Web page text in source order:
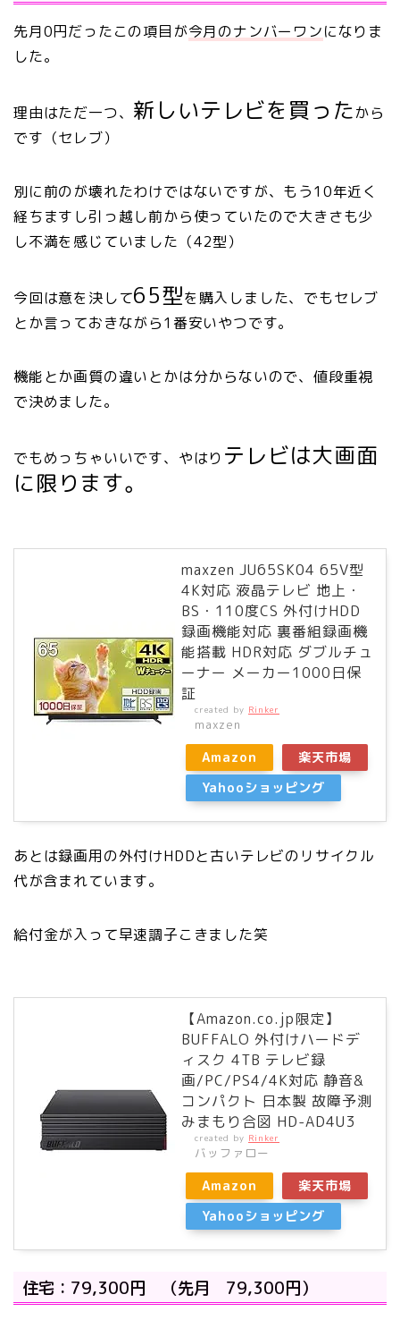
先月0円だったこの項目が今月のナンバーワンになりま
した。
理由はただ一つ、 新しいテレビを買ったから
です（セレブ）
別に前のが壊れたわけではないですが、もう10年近く
経ちますし引っ越し前から使っていたので大きさも少
し不満を感じていました（42型）
今回は意を決して65型を購入しました、でもセレブ
とか言っておきながら1番安いやつです。
機能とか画質の違いとかは分からないので、値段重視
で決めました。
でもめっちゃいいです、やはり テレビは大画面
に限ります。
maxzen JU65SK04 65V型
4K対応 液晶テレビ 地上・
BS・110度CS 外付けHDD
録画機能対応 裏番組録画機
能搭載 HDR対応 ダブルチュ
ーナー メーカー1000日保
証
created by Rinker
maxzen
Amazon
楽天市場
Yahooショッピング
あとは録画用の外付けHDDと古いテレビのリサイクル
代が含まれています。
給付金が入って早速調子こきました笑
【Amazon.co.jp限定】
BUFFALO 外付けハードデ
ィスク 4TB テレビ録
画/PC/PS4/4K対応 静音&
コンパクト 日本製 故障予測
みまもり合図 HD-AD4U3
created by Rinker
バッファロー
Amazon
楽天市場
Yahooショッピング
住宅：79,300円 （先月 79,300円）